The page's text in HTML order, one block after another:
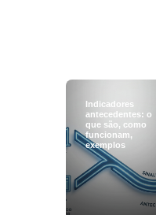
Indicadores
antecedentes: o
que são, como
funcionam,
exemplos